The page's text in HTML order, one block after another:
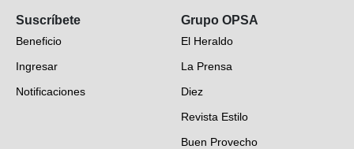
EH Verifica
Fotogalerías
Deportes
Videos
Suscríbete
Beneficio
Ingresar
Notificaciones
Grupo OPSA
El Heraldo
La Prensa
Diez
Revista Estilo
Buen Provecho